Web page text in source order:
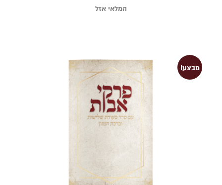
המלאי אזל
מבצע!